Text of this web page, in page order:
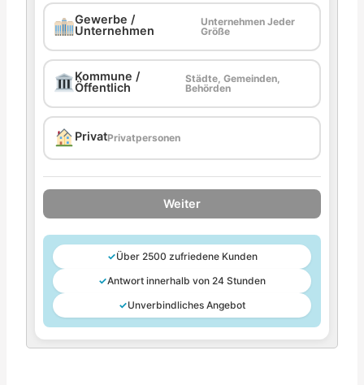
Gewerbe /
Unternehmen
Unternehmen Jeder
Größe
Kommune /
Öffentlich
Städte, Gemeinden,
Behörden
PrivatPrivatpersonen
Weiter
✓Über 2500 zufriedene Kunden
✓Antwort innerhalb von 24 Stunden
✓Unverbindliches Angebot